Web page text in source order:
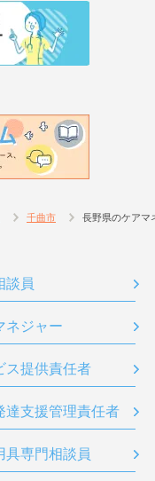
千曲市 長野県のケアマ
談員
ネジャー
ス提供責任者
達支援管理責任者
具専門相談員